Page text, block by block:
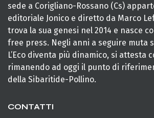
sede a Corigliano-Rossano (Cs)
editoriale Jonico e diretto da Marco
trova la sua genesi nel 2014 e nasce
free press. Negli anni a seguire muta
L’Eco diventa più dinamico, si attesta
rimanendo ad oggi il punto di
della Sibaritide-Pollino.
CONTATTI